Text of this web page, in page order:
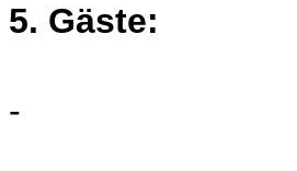
5. Gäste:
-